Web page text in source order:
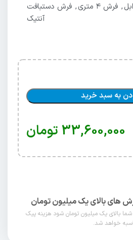
, فرش ۴ متری , فرش دستبافت
آنتیک
به سبد خرید
33,600,000 تومان
های بالای یک میلیون تومان
بالای یک میلیون تومان شود هزینه پیک
خواهد شد.